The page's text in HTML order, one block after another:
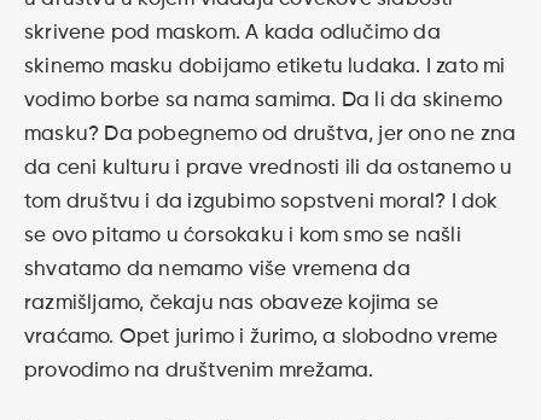
skrivene pod maskom. A kada odlučimo da
skinemo masku dobijamo etiketu ludaka. I zato mi
vodimo borbe sa nama samima. Da li da skinemo
masku? Da pobegnemo od društva, jer ono ne zna
da ceni kulturu i prave vrednosti ili da ostanemo u
tom društvu i da izgubimo sopstveni moral? I dok
se ovo pitamo u ćorsokaku i kom smo se našli
shvatamo da nemamo više vremena da
razmišljamo, čekaju nas obaveze kojima se
vraćamo. Opet jurimo i žurimo, a slobodno vreme
provodimo na društvenim mrežama.